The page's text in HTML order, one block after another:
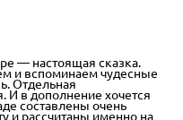
— настоящая сказка.
и вспоминаем чудесные
Отдельная
И в дополнение хочется
составлены очень
и рассчитаны именно на